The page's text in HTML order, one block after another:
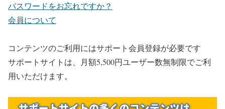
パスワードをお忘れですか？
会員について
コンテンツのご利用にはサポート会員登録が必要です
サポートサイトは、月額5,500円ユーザー数無制限でご利
用いただけます。